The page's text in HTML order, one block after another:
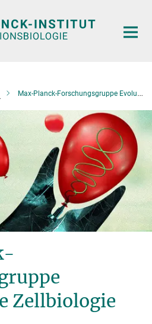
Max-Planck-Forschungsgruppe Evolutionäre Zellbiologie (Lopez Garrido)
Zellbiologie